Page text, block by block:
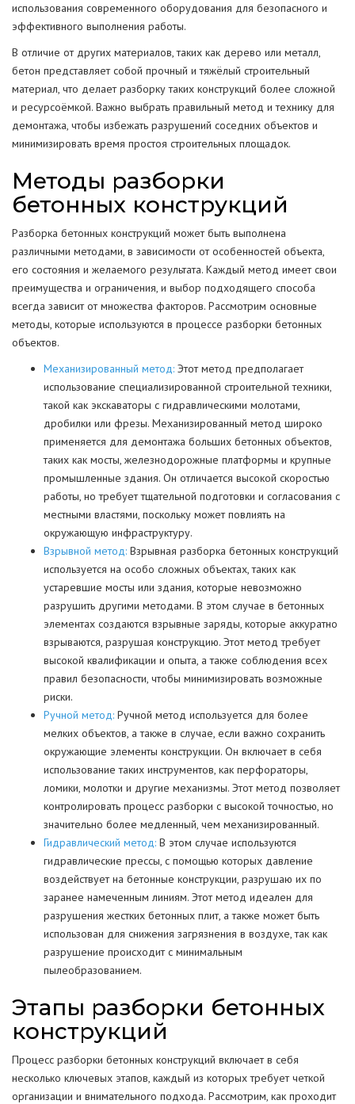
использования современного оборудования для безопасного и
эффективного выполнения работы.
В отличие от других материалов, таких как дерево или металл,
бетон представляет собой прочный и тяжёлый строительный
материал, что делает разборку таких конструкций более сложной
и ресурсоёмкой. Важно выбрать правильный метод и технику для
демонтажа, чтобы избежать разрушений соседних объектов и
минимизировать время простоя строительных площадок.
Методы разборки
бетонных конструкций
Разборка бетонных конструкций может быть выполнена
различными методами, в зависимости от особенностей объекта,
его состояния и желаемого результата. Каждый метод имеет свои
преимущества и ограничения, и выбор подходящего способа
всегда зависит от множества факторов. Рассмотрим основные
методы, которые используются в процессе разборки бетонных
объектов.
Механизированный метод: Этот метод предполагает
использование специализированной строительной техники,
такой как экскаваторы с гидравлическими молотами,
дробилки или фрезы. Механизированный метод широко
применяется для демонтажа больших бетонных объектов,
таких как мосты, железнодорожные платформы и крупные
промышленные здания. Он отличается высокой скоростью
работы, но требует тщательной подготовки и согласования с
местными властями, поскольку может повлиять на
окружающую инфраструктуру.
Взрывной метод: Взрывная разборка бетонных конструкций
используется на особо сложных объектах, таких как
устаревшие мосты или здания, которые невозможно
разрушить другими методами. В этом случае в бетонных
элементах создаются взрывные заряды, которые аккуратно
взрываются, разрушая конструкцию. Этот метод требует
высокой квалификации и опыта, а также соблюдения всех
правил безопасности, чтобы минимизировать возможные
риски.
Ручной метод: Ручной метод используется для более
мелких объектов, а также в случае, если важно сохранить
окружающие элементы конструкции. Он включает в себя
использование таких инструментов, как перфораторы,
ломики, молотки и другие механизмы. Этот метод позволяет
контролировать процесс разборки с высокой точностью, но
значительно более медленный, чем механизированный.
Гидравлический метод: В этом случае используются
гидравлические прессы, с помощью которых давление
воздействует на бетонные конструкции, разрушаю их по
заранее намеченным линиям. Этот метод идеален для
разрушения жестких бетонных плит, а также может быть
использован для снижения загрязнения в воздухе, так как
разрушение происходит с минимальным
пылеобразованием.
Этапы разборки бетонных
конструкций
Процесс разборки бетонных конструкций включает в себя
несколько ключевых этапов, каждый из которых требует четкой
организации и внимательного подхода. Рассмотрим, как проходит